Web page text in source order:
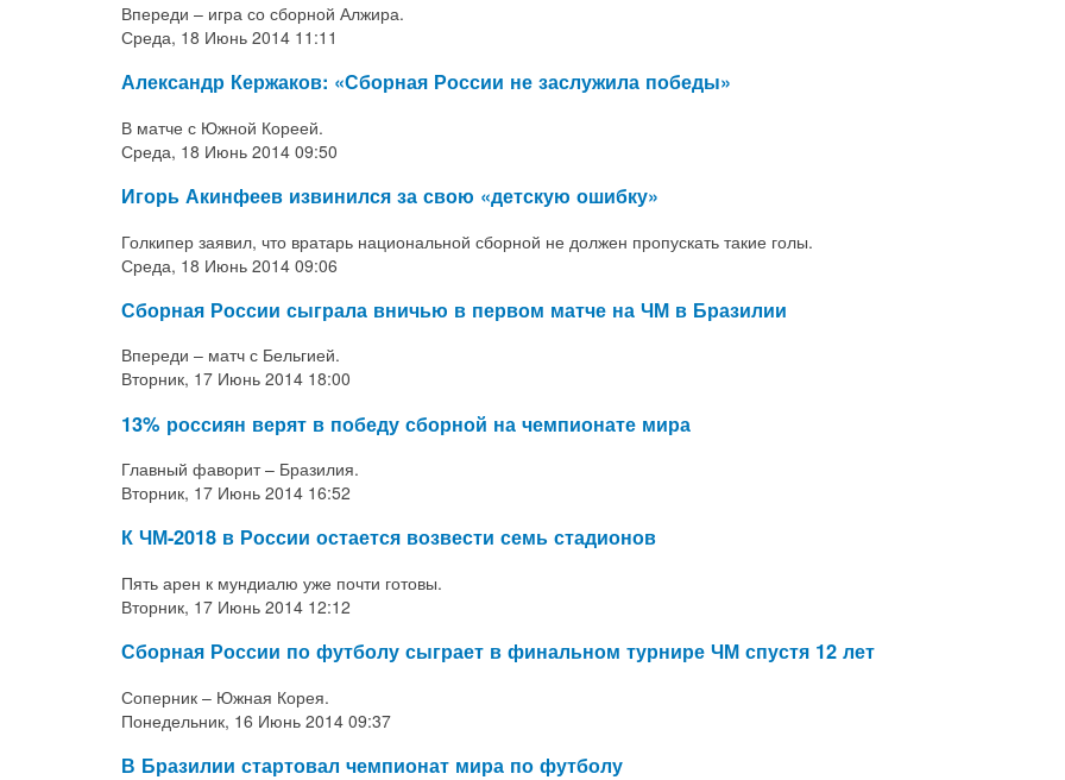
Впереди – игра со сборной Алжира.
Среда, 18 Июнь 2014 11:11
Александр Кержаков: «Сборная России не заслужила победы»
В матче с Южной Кореей.
Среда, 18 Июнь 2014 09:50
Игорь Акинфеев извинился за свою «детскую ошибку»
Голкипер заявил, что вратарь национальной сборной не должен пропускать такие голы.
Среда, 18 Июнь 2014 09:06
Сборная России сыграла вничью в первом матче на ЧМ в Бразилии
Впереди – матч с Бельгией.
Вторник, 17 Июнь 2014 18:00
13% россиян верят в победу сборной на чемпионате мира
Главный фаворит – Бразилия.
Вторник, 17 Июнь 2014 16:52
К ЧМ-2018 в России остается возвести семь стадионов
Пять арен к мундиалю уже почти готовы.
Вторник, 17 Июнь 2014 12:12
Сборная России по футболу сыграет в финальном турнире ЧМ спустя 12 лет
Соперник – Южная Корея.
Понедельник, 16 Июнь 2014 09:37
В Бразилии стартовал чемпионат мира по футболу